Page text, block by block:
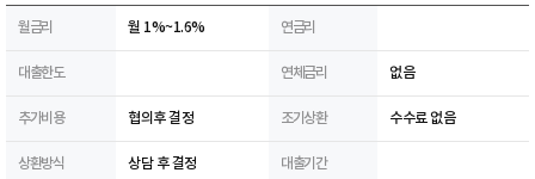
월금리 월 1%~1.6% 연금리
대출한도 연체금리 없음
추가비용 협의후 결정 조기상환 수수료 없음
상환방식 상담 후 결정 대출기간